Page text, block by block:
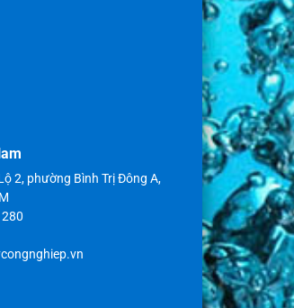
2, phường Bình Trị Đông A,